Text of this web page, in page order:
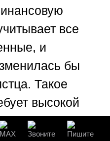
все
и
бы
Такое
высокой
Союз